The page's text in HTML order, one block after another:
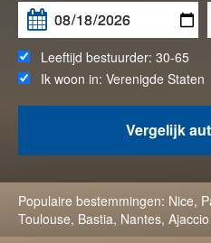
Leeftijd bestuurder: 30-65
Ik woon in: Verenigde Staten
Vergelijk
Populaire bestemmingen: Nice,
Toulouse, Bastia, Nantes, Ajaccio